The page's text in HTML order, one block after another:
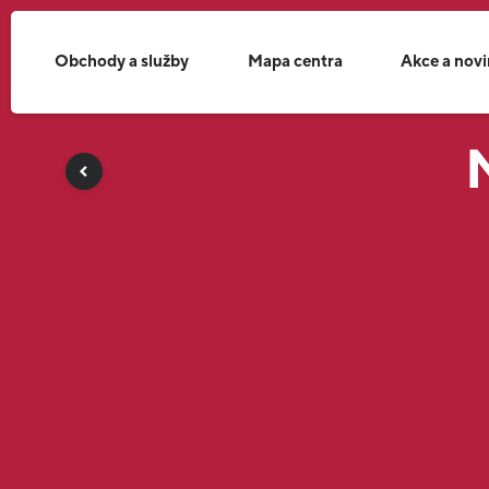
Obchody a služby Mapa centra Akce a